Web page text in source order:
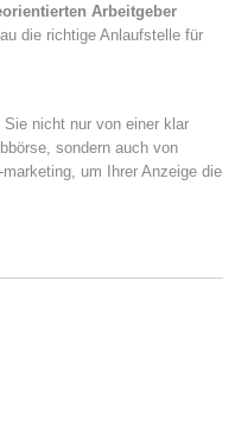
Arbeitgeber
die richtige Anlaufstelle für
Sie nicht nur von einer klar
sondern auch von
um Ihrer Anzeige die